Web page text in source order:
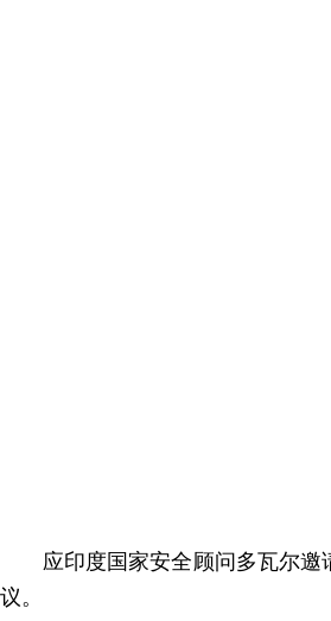
应印度国家安全顾问多瓦尔
议。